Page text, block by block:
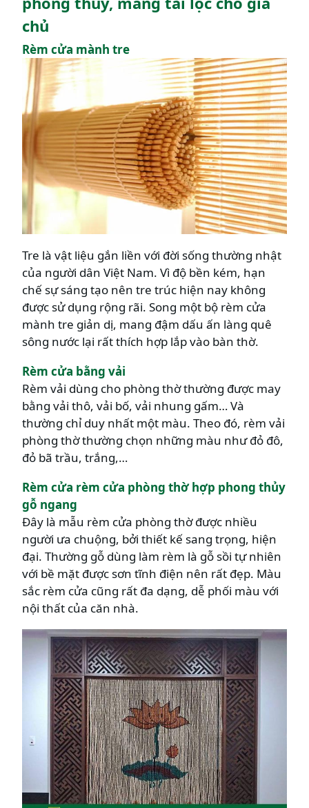
chủ
Rèm cửa mành tre
Tre là vật liệu gắn liền với đời sống thường nhật
của người dân Việt Nam. Vì độ bền kém, hạn
chế sự sáng tạo nên tre trúc hiện nay không
được sử dụng rộng rãi. Song một bộ rèm cửa
mành tre giản dị, mang đậm dấu ấn làng quê
sông nước lại rất thích hợp lắp vào bàn thờ.
Rèm cửa bằng vải
Rèm vải dùng cho phòng thờ thường được may
bằng vải thô, vải bố, vải nhung gấm… Và
thường chỉ duy nhất một màu. Theo đó, rèm vải
phòng thờ thường chọn những màu như đỏ đô,
đỏ bã trầu, trắng,…
Rèm cửa rèm cửa phòng thờ hợp phong thủy
gỗ ngang
Đây là mẫu rèm cửa phòng thờ được nhiều
người ưa chuộng, bởi thiết kế sang trọng, hiện
đại. Thường gỗ dùng làm rèm là gỗ sồi tự nhiên
với bề mặt được sơn tĩnh điện nên rất đẹp. Màu
sắc rèm cửa cũng rất đa dạng, dễ phối màu với
nội thất của căn nhà.